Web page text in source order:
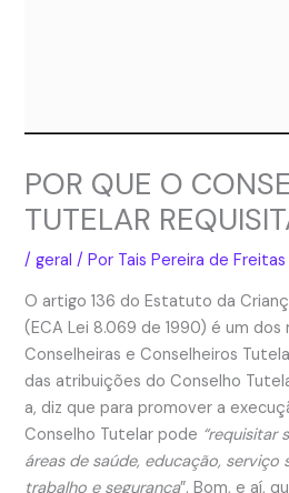
POR QUE O
TUTELAR
/geral / Por Tais Pereira de Freitas
O artigo 136 do Estatuto da
(ECA Lei 8.069 de 1990) é um dos
Conselheiras e Conselheiros
das atribuições do Conselho
a, diz que para promover a
Conselho Tutelar pode “requisitar
áreas de saúde, educação, serviço
trabalho e segurança”. Bom, e aí,